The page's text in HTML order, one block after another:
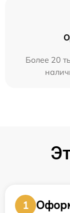
Более 20
1